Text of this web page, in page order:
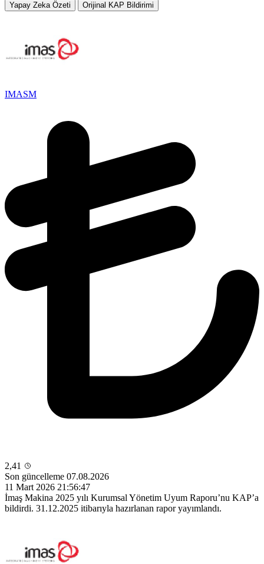
Yapay Zeka Özeti Orijinal KAP Bildirimi
IMASM
2,41
Son güncelleme 07.08.2026
11 Mart 2026 21:56:47
İmaş Makina 2025 yılı Kurumsal Yönetim Uyum Raporu’nu KAP’a
bildirdi. 31.12.2025 itibarıyla hazırlanan rapor yayımlandı.